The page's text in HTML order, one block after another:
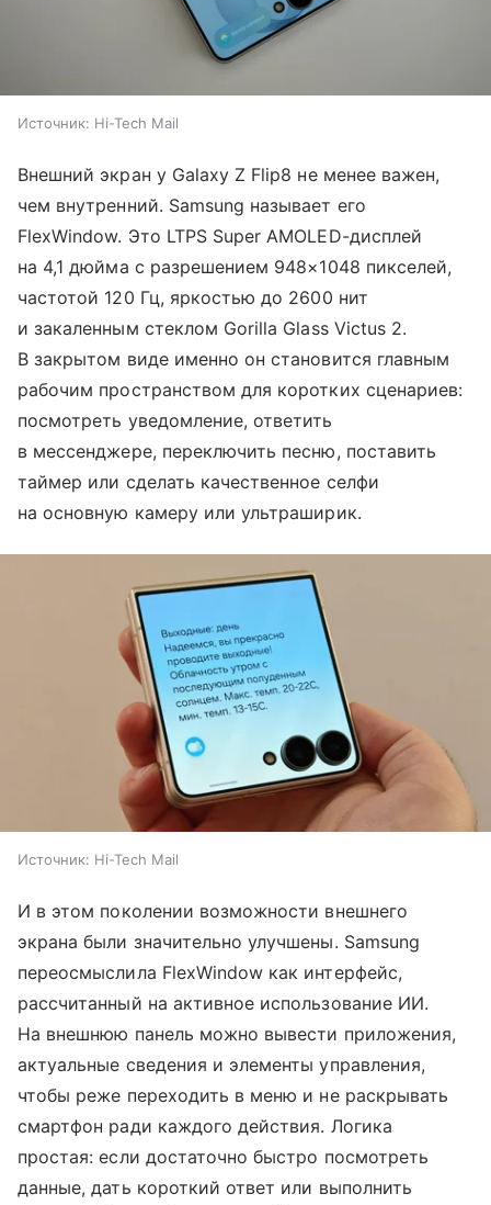
Источник: Hi-Tech Mail
Внешний экран у Galaxy Z Flip8 не менее важен,
чем внутренний. Samsung называет его
FlexWindow. Это LTPS Super AMOLED-дисплей
на 4,1 дюйма с разрешением 948×1048 пикселей,
частотой 120 Гц, яркостью до 2600 нит
и закаленным стеклом Gorilla Glass Victus 2.
В закрытом виде именно он становится главным
рабочим пространством для коротких сценариев:
посмотреть уведомление, ответить
в мессенджере, переключить песню, поставить
таймер или сделать качественное селфи
на основную камеру или ультраширик.
Источник: Hi-Tech Mail
И в этом поколении возможности внешнего
экрана были значительно улучшены. Samsung
переосмыслила FlexWindow как интерфейс,
рассчитанный на активное использование ИИ.
На внешнюю панель можно вывести приложения,
актуальные сведения и элементы управления,
чтобы реже переходить в меню и не раскрывать
смартфон ради каждого действия. Логика
простая: если достаточно быстро посмотреть
данные, дать короткий ответ или выполнить